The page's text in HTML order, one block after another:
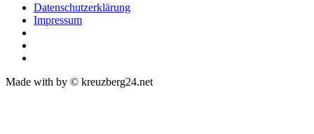
Datenschutzerklärung
Impressum
Made with by © kreuzberg24.net